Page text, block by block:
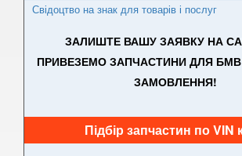
4 Series F33
4 Series F36
M5 E39
Свідоцтво на знак для товарів і послуг
ЗАЛИШТЕ ВАШУ ЗАЯВКУ НА
ПРИВЕЗЕМО ЗАПЧАСТИНИ ДЛЯ БМВ
ЗАМОВЛЕННЯ!
Підбір запчастин по VIN